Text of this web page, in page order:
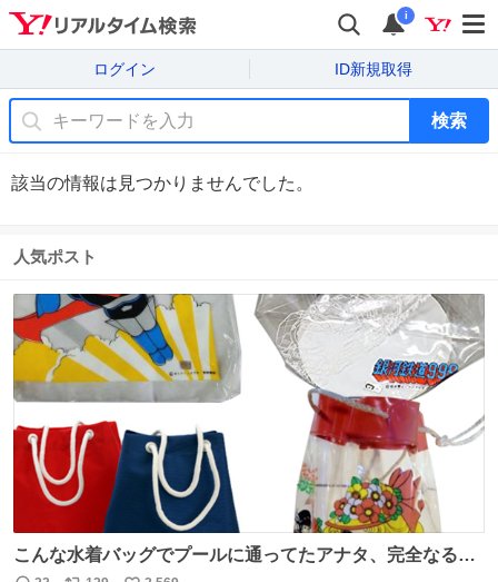
i
ログイン ID新規取得
検索
該当の情報は見つかりませんでした。
人気ポスト
こんな水着バッグでプールに通ってたアナタ、完全なる同